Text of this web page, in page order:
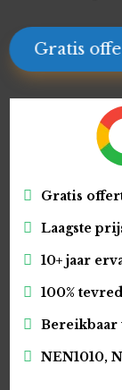
Gratis
Gratis
Laagste
10+ jaar
100%
Bereikbaar
NEN1010,